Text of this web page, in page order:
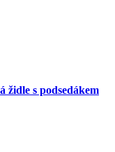
s podsedákem